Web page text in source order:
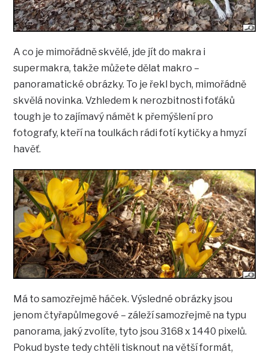
A co je mimořádně skvělé, jde jít do makra i
supermakra, takže můžete dělat makro –
panoramatické obrázky. To je řekl bych, mimořádně
skvělá novinka. Vzhledem k nerozbitnosti foťáků
tough je to zajímavý námět k přemýšlení pro
fotografy, kteří na toulkách rádi fotí kytičky a hmyzí
havěť.
Má to samozřejmě háček. Výsledné obrázky jsou
jenom čtyřapůlmegové – záleží samozřejmě na typu
panorama, jaký zvolíte, tyto jsou 3168 x 1440 pixelů.
Pokud byste tedy chtěli tisknout na větší formát,